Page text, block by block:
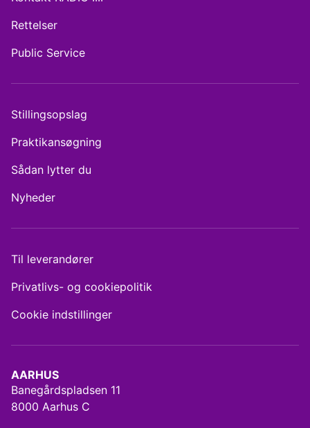
AARHUS
Banegårdspladsen 11
8000 Aarhus C
Rettelser
Public Service
Stillingsopslag
Praktikansøgning
Sådan lytter du
Nyheder
Til leverandører
Privatlivs- og cookiepolitik
Cookie indstillinger